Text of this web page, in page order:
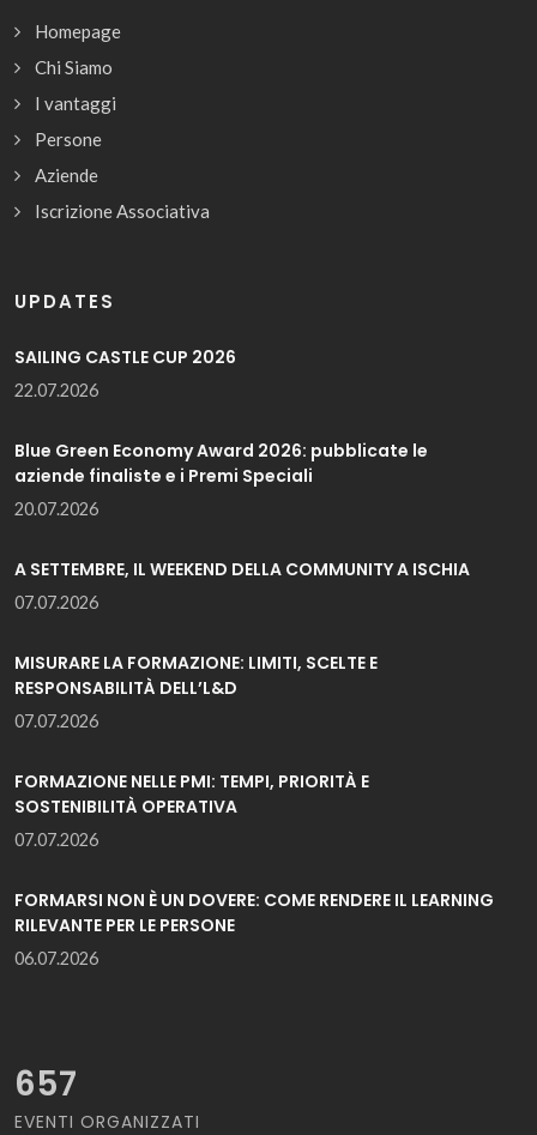
Homepage
Chi Siamo
I vantaggi
Persone
Aziende
Iscrizione Associativa
UPDATES
SAILING CASTLE CUP 2026
22.07.2026
Blue Green Economy Award 2026: pubblicate le
aziende finaliste e i Premi Speciali
20.07.2026
A SETTEMBRE, IL WEEKEND DELLA COMMUNITY A ISCHIA
07.07.2026
MISURARE LA FORMAZIONE: LIMITI, SCELTE E
RESPONSABILITÀ DELL’L&D
07.07.2026
FORMAZIONE NELLE PMI: TEMPI, PRIORITÀ E
SOSTENIBILITÀ OPERATIVA
07.07.2026
FORMARSI NON È UN DOVERE: COME RENDERE IL LEARNING
RILEVANTE PER LE PERSONE
06.07.2026
657
EVENTI ORGANIZZATI